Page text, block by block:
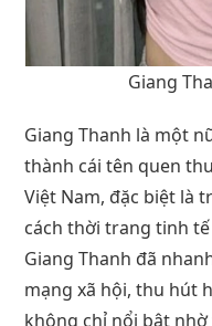
Giang
Giang Thanh là một
thành cái tên quen
Việt Nam, đặc biệt là
cách thời trang tinh
Giang Thanh đã
mạng xã hội, thu hút
không chỉ nổi bật